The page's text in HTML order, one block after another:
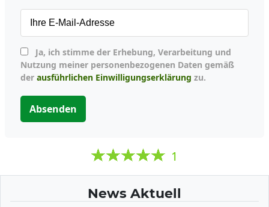
Nutzung meiner personenbezogenen Daten gemäß
der ausführlichen Einwilligungserklärung zu.
Absenden
1
News Aktuell